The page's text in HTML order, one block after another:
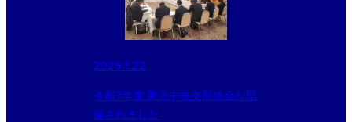
2025.1.22
令和7年度 東北中央支部総会が開
催されました